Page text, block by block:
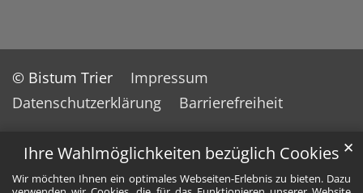
Ihre Wahlmöglichkeiten bezüglich Cookies
Wir möchten Ihnen ein optimales Webseiten-Erlebnis zu bieten. Dazu
✕
© Bistum Trier
Impressum
Datenschutzerklärung
Barrierefreiheit